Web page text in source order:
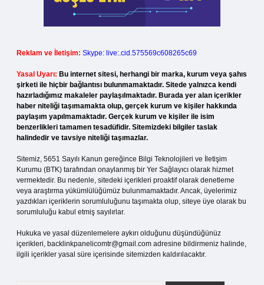
Reklam ve İletişim: Skype: live:.cid.575569c608265c69
Yasal Uyarı: Bu internet sitesi, herhangi bir marka, kurum veya şahıs
şirketi ile hiçbir bağlantısı bulunmamaktadır. Sitede yalnızca kendi
hazırladığımız makaleler paylaşılmaktadır. Burada yer alan içerikler
haber niteliği taşımamakta olup, gerçek kurum ve kişiler hakkında
paylaşım yapılmamaktadır. Gerçek kurum ve kişiler ile isim
benzerlikleri tamamen tesadüfidir. Sitemizdeki bilgiler taslak
halindedir ve tavsiye niteliği taşımazlar.
Sitemiz, 5651 Sayılı Kanun gereğince Bilgi Teknolojileri ve İletişim
Kurumu (BTK) tarafından onaylanmış bir Yer Sağlayıcı olarak hizmet
vermektedir. Bu nedenle, sitedeki içerikleri proaktif olarak denetleme
veya araştırma yükümlülüğümüz bulunmamaktadır. Ancak, üyelerimiz
yazdıkları içeriklerin sorumluluğunu taşımakta olup, siteye üye olarak bu
sorumluluğu kabul etmiş sayılırlar.
Hukuka ve yasal düzenlemelere aykırı olduğunu düşündüğünüz
içerikleri, backlinkpanelicomtr@gmail.com adresine bildirmeniz halinde,
ilgili içerikler yasal süre içerisinde sitemizden kaldırılacaktır.